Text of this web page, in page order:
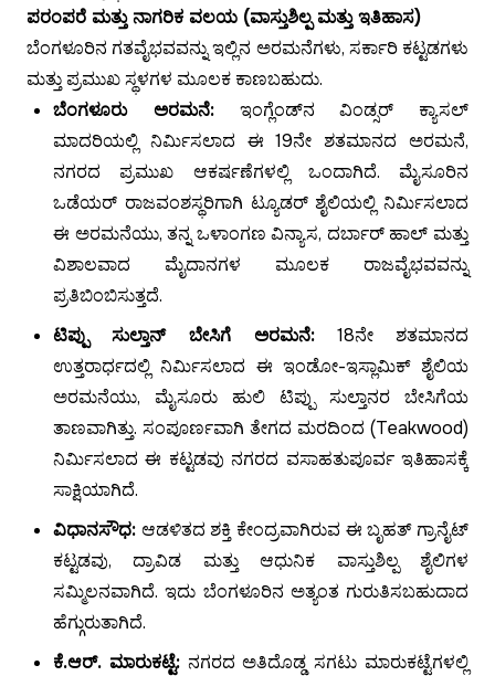
ಪರಂಪರೆ ಮತ್ತು ನಾಗರಿಕ ವಲಯ (ವಾಸ್ತುಶಿಲ್ಪ ಮತ್ತು ಇತಿಹಾಸ)
ಬೆಂಗಳೂರಿನ ಗತವೈಭವವನ್ನು ಇಲ್ಲಿನ ಅರಮನೆಗಳು, ಸರ್ಕಾರಿ ಕಟ್ಟಡಗಳು
ಮತ್ತು ಪ್ರಮುಖ ಸ್ಥಳಗಳ ಮೂಲಕ ಕಾಣಬಹುದು.
ಬೆಂಗಳೂರು ಅರಮನೆ:ಇಂಗ್ಲೆಂಡ್‌ನ ವಿಂಡ್ಸರ್ ಕ್ಯಾಸಲ್
ಮಾದರಿಯಲ್ಲಿ ನಿರ್ಮಿಸಲಾದ ಈ 19ನೇ ಶತಮಾನದ ಅರಮನೆ,
ನಗರದ ಪ್ರಮುಖ ಆಕರ್ಷಣೆಗಳಲ್ಲಿ ಒಂದಾಗಿದೆ. ಮೈಸೂರಿನ
ಒಡೆಯರ್ ರಾಜವಂಶಸ್ಥರಿಗಾಗಿ ಟ್ಯೂಡರ್ ಶೈಲಿಯಲ್ಲಿ ನಿರ್ಮಿಸಲಾದ
ಈ ಅರಮನೆಯು, ತನ್ನ ಒಳಾಂಗಣ ವಿನ್ಯಾಸ, ದರ್ಬಾರ್ ಹಾಲ್ ಮತ್ತು
ವಿಶಾಲವಾದ ಮೈದಾನಗಳ ಮೂಲಕ ರಾಜವೈಭವವನ್ನು
ಪ್ರತಿಬಿಂಬಿಸುತ್ತದೆ.
ಟಿಪ್ಪು ಸುಲ್ತಾನ್ ಬೇಸಿಗೆ ಅರಮನೆ: 18ನೇ ಶತಮಾನದ
ಉತ್ತರಾರ್ಧದಲ್ಲಿ ನಿರ್ಮಿಸಲಾದ ಈ ಇಂಡೋ-ಇಸ್ಲಾಮಿಕ್ ಶೈಲಿಯ
ಅರಮನೆಯು, ಮೈಸೂರು ಹುಲಿ ಟಿಪ್ಪು ಸುಲ್ತಾನರ ಬೇಸಿಗೆಯ
ತಾಣವಾಗಿತ್ತು. ಸಂಪೂರ್ಣವಾಗಿ ತೇಗದ ಮರದಿಂದ (Teakwood)
ನಿರ್ಮಿಸಲಾದ ಈ ಕಟ್ಟಡವು ನಗರದ ವಸಾಹತುಪೂರ್ವ ಇತಿಹಾಸಕ್ಕೆ
ಸಾಕ್ಷಿಯಾಗಿದೆ.
ವಿಧಾನಸೌಧ: ಆಡಳಿತದ ಶಕ್ತಿ ಕೇಂದ್ರವಾಗಿರುವ ಈ ಬೃಹತ್ ಗ್ರಾನೈಟ್
ಕಟ್ಟಡವು, ದ್ರಾವಿಡ ಮತ್ತು ಆಧುನಿಕ ವಾಸ್ತುಶಿಲ್ಪ ಶೈಲಿಗಳ
ಸಮ್ಮಿಲನವಾಗಿದೆ. ಇದು ಬೆಂಗಳೂರಿನ ಅತ್ಯಂತ ಗುರುತಿಸಬಹುದಾದ
ಹೆಗ್ಗುರುತಾಗಿದೆ.
ಕೆ.ಆರ್. ಮಾರುಕಟ್ಟೆ:ನಗರದ ಅತಿದೊಡ್ಡ ಸಗಟು ಮಾರುಕಟ್ಟೆಗಳಲ್ಲಿ